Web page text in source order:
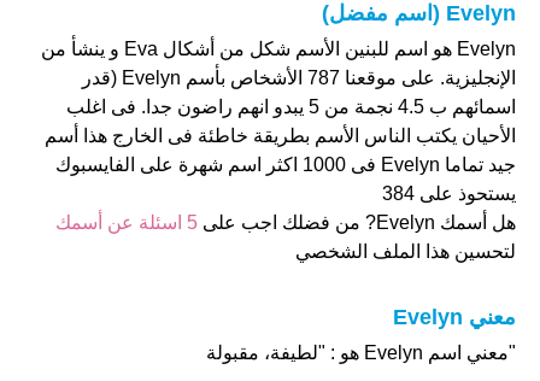
Evelyn (اسم مفضل)
Evelyn هو اسم للبنين الأسم شكل من أشكال Eva و ينشأ من
الإنجليزية. على موقعنا 787 الأشخاص بأسم Evelyn (قدر
اسمائهم ب 4.5 نجمة من 5 يبدو انهم راضون جدا. فى اغلب
الأحيان يكتب الناس الأسم بطريقة خاطئة فى الخارج هذا أسم
جيد تماما Evelyn فى 1000 اكثر اسم شهرة على الفايسبوك
يستحوذ على 384
هل أسمك Evelyn? من فضلك اجب على
5 اسئلة عن أسمك
لتحسين هذا الملف الشخصي
معني Evelyn
"معني اسم Evelyn هو : "لطيفة، مقبولة